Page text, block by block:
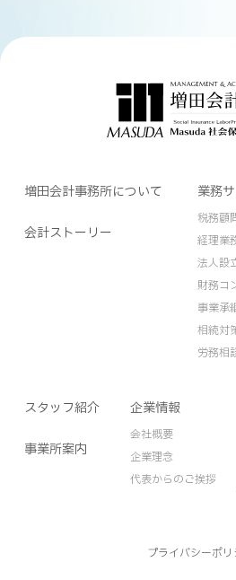
増田会計事務所について
会計ストーリー
業務
税務顧
経理業
法人設
財務コ
事業承
相続対
労務相
スタッフ紹介
事業所案内
企業情報
会社概要
企業理念
代表からのご挨拶
プライバシーポリ